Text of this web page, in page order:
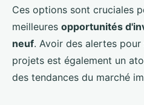
Ces options sont cruciales
meilleures opportunités
neuf. Avoir des alertes
projets est également un
des tendances du marché